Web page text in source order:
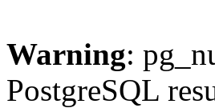
Warning:
PostgreSQL